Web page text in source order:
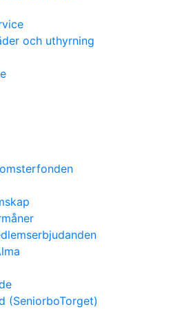
och uthyrning
(SeniorboTorget)